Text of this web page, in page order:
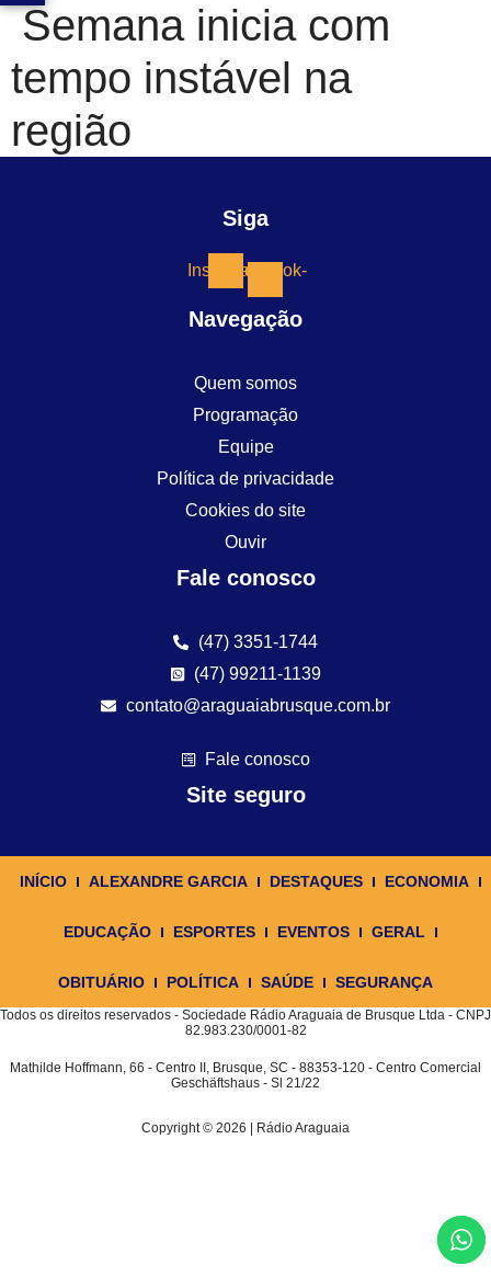
Semana inicia com
tempo instável na
região
Siga
InstagramFacebook-
Navegação
Quem somos
Programação
Equipe
Política de privacidade
Cookies do site
Ouvir
Fale conosco
(47) 3351-1744
(47) 99211-1139
contato@araguaiabrusque.com.br
Fale conosco
Site seguro
INÍCIO ALEXANDRE GARCIA DESTAQUES ECONOMIA
EDUCAÇÃO ESPORTES EVENTOS GERAL
OBITUÁRIO POLÍTICA SAÚDE SEGURANÇA
Todos os direitos reservados - Sociedade Rádio Araguaia de Brusque Ltda - CNPJ
82.983.230/0001-82
Mathilde Hoffmann, 66 - Centro II, Brusque, SC - 88353-120 - Centro Comercial
Geschäftshaus - Sl 21/22
Copyright © 2026 | Rádio Araguaia